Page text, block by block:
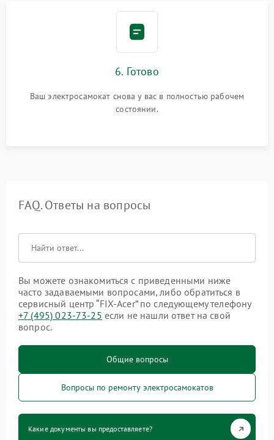
6. Готово
Ваш электросамокат снова у вас в полностью рабочем
состоянии.
FAQ. Ответы на вопросы
Вы можете ознакомиться с приведенными ниже
часто задаваемыми вопросами, либо обратиться в
сервисный центр “FIX-Acer” по следующему телефону
+7 (495) 023-73-25 если не нашли ответ на свой
вопрос.
Общие вопросы
Вопросы по ремонту электросамокатов
Какие документы вы предоставляете?